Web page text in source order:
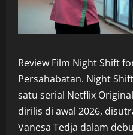
Review Film Night Shift
Persahabatan. Night
satu serial Netflix
dirilis di awal 2026,
Vanesa Tedja dalam